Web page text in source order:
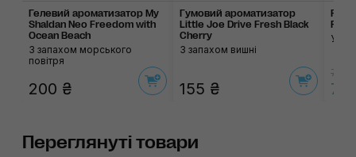
Гелевий ароматизатор My
Shaldan Neo Freedom with
Ocean Beach
З запахом морського
повітря
200 ₴
Гумовий ароматизатор
Little Joe Drive Fresh Black
Cherry
З запахом вишні
155 ₴
У
775
Переглянуті товари